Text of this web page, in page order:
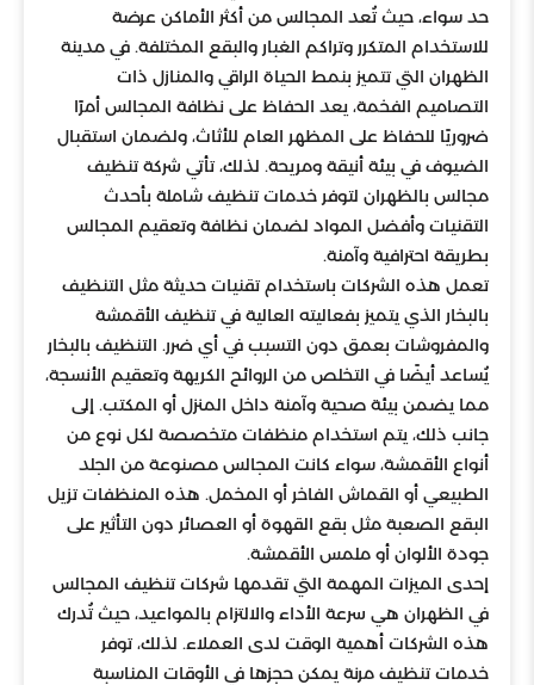
حد سواء، حيث تُعد المجالس من أكثر الأماكن عرضة
للاستخدام المتكرر وتراكم الغبار والبقع المختلفة. في مدينة
الظهران التي تتميز بنمط الحياة الراقي والمنازل ذات
التصاميم الفخمة، يعد الحفاظ على نظافة المجالس أمرًا
ضروريًا للحفاظ على المظهر العام للأثاث، ولضمان استقبال
الضيوف في بيئة أنيقة ومريحة. لذلك، تأتي شركة تنظيف
مجالس بالظهران لتوفر خدمات تنظيف شاملة بأحدث
التقنيات وأفضل المواد لضمان نظافة وتعقيم المجالس
بطريقة احترافية وآمنة.
تعمل هذه الشركات باستخدام تقنيات حديثة مثل التنظيف
بالبخار الذي يتميز بفعاليته العالية في تنظيف الأقمشة
والمفروشات بعمق دون التسبب في أي ضرر. التنظيف بالبخار
يُساعد أيضًا في التخلص من الروائح الكريهة وتعقيم الأنسجة،
مما يضمن بيئة صحية وآمنة داخل المنزل أو المكتب. إلى
جانب ذلك، يتم استخدام منظفات متخصصة لكل نوع من
أنواع الأقمشة، سواء كانت المجالس مصنوعة من الجلد
الطبيعي أو القماش الفاخر أو المخمل. هذه المنظفات تزيل
البقع الصعبة مثل بقع القهوة أو العصائر دون التأثير على
جودة الألوان أو ملمس الأقمشة.
إحدى الميزات المهمة التي تقدمها شركات تنظيف المجالس
في الظهران هي سرعة الأداء والالتزام بالمواعيد، حيث تُدرك
هذه الشركات أهمية الوقت لدى العملاء. لذلك، توفر
خدمات تنظيف مرنة يمكن حجزها في الأوقات المناسبة